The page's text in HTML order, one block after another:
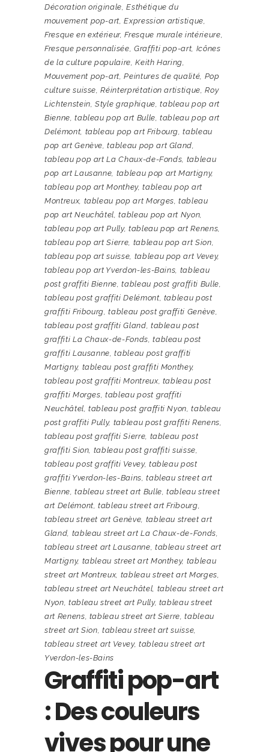
Décoration originale ,Esthétique du
mouvement pop-art ,Expression artistique
Fresque en extérieur,Fresque murale intérieure
Fresque personnalisée Graffiti pop-art Icônes
de la culture populaire ,Keith Haring
Mouvement pop-art ,Peintures de qualité Pop
culture suisse ,Réinterprétation artistique ,Roy
Lichtenstein ,Style graphique ,tableau pop art
Bienne ,tableau pop art Bulle ,tableau pop art
Delémont tableau pop art Fribourg ,tableau
pop art Genève ,tableau pop art Gland
tableau pop art La Chaux-de-Fonds tableau
pop art Lausanne tableau pop art Martigny,
tableau pop art Monthey,tableau pop art
Montreux, tableau pop art Morges ,tableau
pop art Neuchâtel ,tableau pop art Nyon
tableau pop art Pully, tableau pop art Renens
tableau pop art Sierre tableau pop art Sion
tableau pop art suisse tableau pop art Vevey,
tableau pop art Yverdon-les-Bains tableau
post graffiti Bienne ,tableau post graffiti Bulle
tableau post graffiti Delémont tableau post
graffiti Fribourg ,tableau post graffiti Genève
tableau post graffiti Gland tableau post
graffiti La Chaux-de-Fonds ,tableau post
graffiti Lausanne ,tableau post graffiti
Martigny, tableau post graffiti Monthey,
tableau post graffiti Montreux, tableau post
graffiti Morges ,tableau post graffiti
Neuchâtel ,tableau post graffiti Nyon ,tableau
post graffiti Pully, tableau post graffiti Renens
tableau post graffiti Sierre tableau post
graffiti Sion tableau post graffiti suisse
tableau post graffiti Vevey, tableau post
graffiti Yverdon-les-Bains ,tableau street art
Bienne ,tableau street art Bulle ,tableau street
art Delémont ,tableau street art Fribourg
tableau street art Genève tableau street art
Gland tableau street art La Chaux-de-Fonds
tableau street art Lausanne tableau street art
Martigny, tableau street art Monthey, tableau
street art Montreux, tableau street art Morges
tableau street art Neuchâtel tableau street art
Nyon tableau street art Pully, tableau street
art Renens tableau street art Sierre ,tableau
street art Sion ,tableau street art suisse
tableau street art Vevey, tableau street art
Yverdon-les-Bains
Graffiti pop-art
: Des couleurs
vives pour une